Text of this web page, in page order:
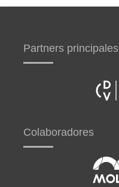
Partners principales
Colaboradores